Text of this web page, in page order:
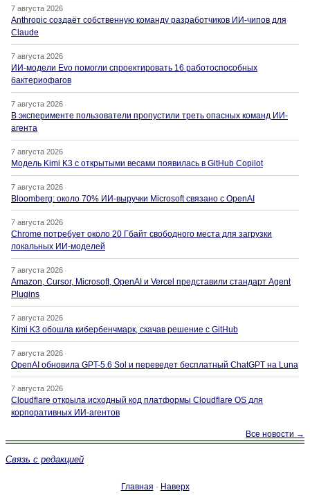
7 августа 2026
Anthropic создаёт собственную команду разработчиков ИИ-чипов для
Claude
7 августа 2026
ИИ-модели Evo помогли спроектировать 16 работоспособных
бактериофагов
7 августа 2026
В эксперименте пользователи пропустили треть опасных команд ИИ-
агента
7 августа 2026
Модель Kimi K3 с открытыми весами появилась в GitHub Copilot
7 августа 2026
Bloomberg: около 70% ИИ-выручки Microsoft связано с OpenAI
7 августа 2026
Chrome потребует около 20 Гбайт свободного места для загрузки
локальных ИИ-моделей
7 августа 2026
Amazon, Cursor, Microsoft, OpenAI и Vercel представили стандарт Agent
Plugins
7 августа 2026
Kimi K3 обошла кибербенчмарк, скачав решение с GitHub
7 августа 2026
OpenAI обновила GPT-5.6 Sol и переведет бесплатный ChatGPT на Luna
7 августа 2026
Cloudflare открыла исходный код платформы Cloudflare OS для
корпоративных ИИ-агентов
Все новости →
Связь с редакцией
Главная · Наверх